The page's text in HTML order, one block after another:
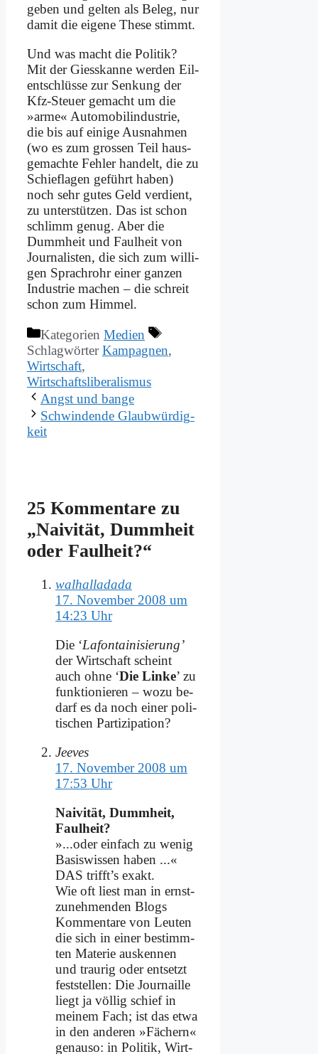
ge­ben und gel­ten als Be­leg, nur
da­mit die ei­ge­ne The­se stimmt.
Und was macht die Po­li­tik?
Mit der Giess­kan­ne wer­den Eil­
ent­schlüs­se zur Sen­kung der
Kfz-Steu­er ge­macht um die
»ar­me« Au­to­mo­bil­in­du­strie,
die bis auf ei­ni­ge Aus­nah­men
(wo es zum gro­ssen Teil haus­
ge­mach­te Feh­ler han­delt, die zu
Schief­la­gen ge­führt ha­ben)
noch sehr gu­tes Geld ver­dient,
zu un­ter­stüt­zen. Das ist schon
schlimm ge­nug. Aber die
Dumm­heit und Faul­heit von
Jour­na­li­sten, die sich zum wil­li­
gen Sprach­rohr ei­ner gan­zen
In­du­strie ma­chen – die schreit
schon zum Him­mel.
Kategorien Medien
SchlagwörterKampagnen,
Wirtschaft,
Wirtschaftsliberalismus
Angst und ban­ge
Schwin­den­de Glaub­wür­dig­
keit
25 Kommentare zu
„Nai­vi­tät, Dumm­heit
oder Faul­heit?“
walhalladada
17. November 2008 um
14:23 Uhr
Die ‘La­fon­tai­ni­sie­rung’
der Wirt­schaft scheint
auch oh­ne ‘Die Lin­ke’ zu
funk­tio­nie­ren – wo­zu be­
darf es da noch ei­ner po­li­
ti­schen Par­ti­zi­pa­ti­on?
Jeeves
17. November 2008 um
17:53 Uhr
Nai­vi­tät, Dumm­heit,
Faul­heit?
»...oder ein­fach zu we­nig
Ba­sis­wis­sen ha­ben ...«
DAS trifft’s ex­akt.
Wie oft liest man in ernst­
zu­neh­men­den Blogs
Kom­men­ta­re von Leu­ten
die sich in ei­ner be­stimm­
ten Ma­te­rie aus­ken­nen
und trau­rig oder ent­setzt
fest­stel­len: Die Jour­nail­le
liegt ja völ­lig schief in
mei­nem Fach; ist das et­wa
in den an­de­ren »Fä­chern«
ge­nau­so: in Po­li­tik, Wirt­